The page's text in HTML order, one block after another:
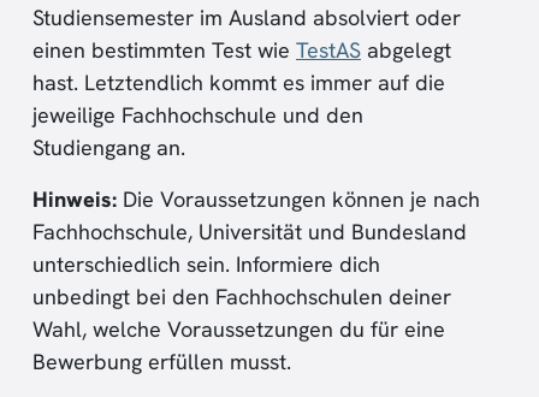
Studiensemester im Ausland absolviert oder
einen bestimmten Test wie TestAS abgelegt
hast. Letztendlich kommt es immer auf die
jeweilige Fachhochschule und den
Studiengang an.
Hinweis: Die Voraussetzungen können je nach
Fachhochschule, Universität und Bundesland
unterschiedlich sein. Informiere dich
unbedingt bei den Fachhochschulen deiner
Wahl, welche Voraussetzungen du für eine
Bewerbung erfüllen musst.